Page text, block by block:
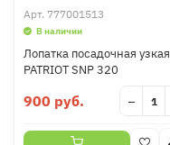
Арт. 777001513
В наличии
Лопатка посадочная узкая
PATRIOT SNP 320
900 руб. −